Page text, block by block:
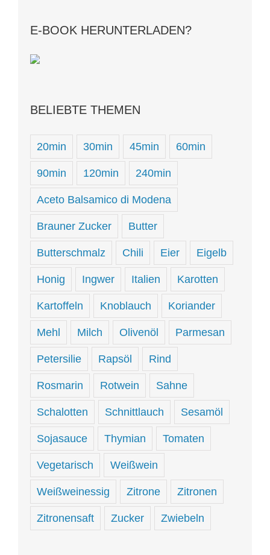
E-BOOK HERUNTERLADEN?
BELIEBTE THEMEN
20min 30min 45min 60min
90min 120min 240min
Aceto Balsamico di Modena
Brauner Zucker Butter
Butterschmalz Chili Eier Eigelb
Honig Ingwer Italien Karotten
Kartoffeln Knoblauch Koriander
Mehl Milch Olivenöl Parmesan
Petersilie Rapsöl Rind
Rosmarin Rotwein Sahne
Schalotten Schnittlauch Sesamöl
Sojasauce Thymian Tomaten
Vegetarisch Weißwein
Weißweinessig Zitrone Zitronen
Zitronensaft Zucker Zwiebeln